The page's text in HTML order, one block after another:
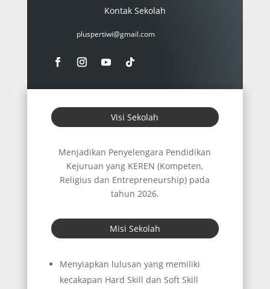
Kontak Sekolah
pluspertiwi@gmail.com
Visi Sekolah
Menjadikan Penyelengara Pendidikan
Kejuruan yang KEREN (Kompeten,
Religius dan Entrepreneurship) pada
tahun 2026.
Misi Sekolah
Menyiapkan lulusan yang memiliki
kecakapan Hard Skill dan Soft Skill